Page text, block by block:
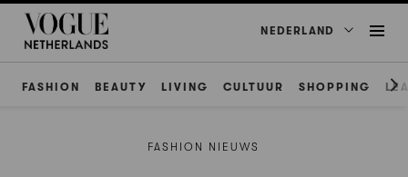
NEDERLAND
FASHION BEAUTY LIVING CULTUUR SHOPPING
FASHION NIEUWS